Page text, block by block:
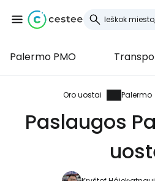
Palermo PMO
Oro uostai Palermo
Paslaugos
Prisijunkite
Cestee
... pasaulinė kelionių